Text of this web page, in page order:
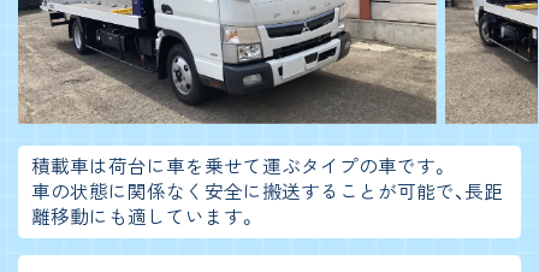
積載車は荷台に車を乗せて運ぶタイプの車です。
車の状態に関係なく安全に搬送することが可能で、長距
離移動にも適しています。